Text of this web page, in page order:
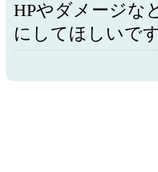
HPやダメージな
にしてほしいで